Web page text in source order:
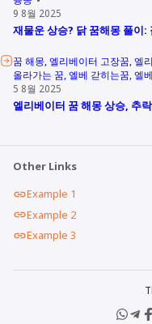
9 8월 2025
재물운 상승? 닭 꿈해몽 풀이:
꿈 해몽 엘리베이터 고장꿈 엘
올라가는 꿈 엘베 갇히는꿈 엘
5 8월 2025
엘리베이터 꿈 해몽 상승, 추
Other Links
Example 1
Example 2
Example 3